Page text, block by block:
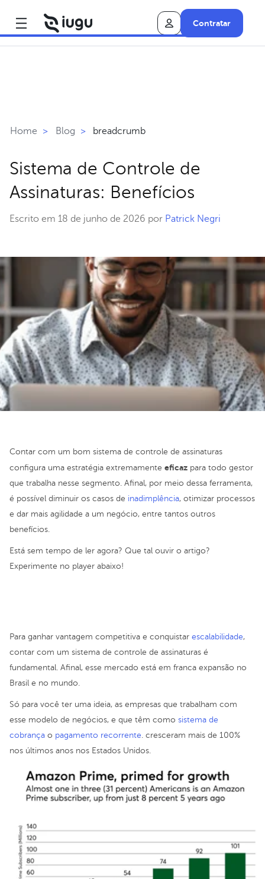
Contratar
Home > Blog > breadcrumb
Sistema de Controle de
Assinaturas: Benefícios
Escrito em 18 de junho de 2026 por Patrick Negri
Contar com um bom sistema de controle de assinaturas
configura uma estratégia extremamente eficaz para todo gestor
que trabalha nesse segmento. Afinal, por meio dessa ferramenta,
é possível diminuir os casos de inadimplência, otimizar processos
e dar mais agilidade a um negócio, entre tantos outros
benefícios.
Está sem tempo de ler agora? Que tal ouvir o artigo?
Experimente no player abaixo!
Para ganhar vantagem competitiva e conquistar escalabilidade,
contar com um sistema de controle de assinaturas é
fundamental. Afinal, esse mercado está em franca expansão no
Brasil e no mundo.
Só para você ter uma ideia, as empresas que trabalham com
esse modelo de negócios, e que têm como sistema de
cobrança o pagamento recorrente. cresceram mais de 100%
nos últimos anos nos Estados Unidos.